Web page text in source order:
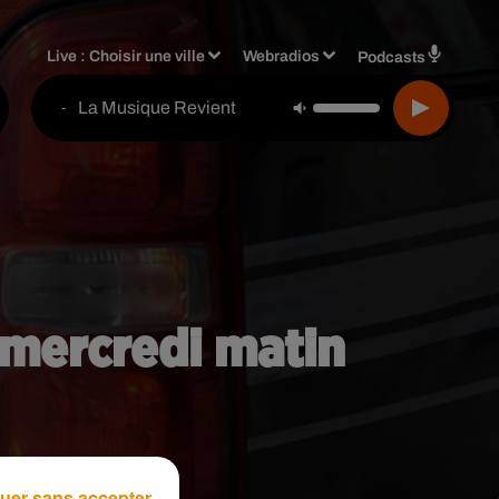
Live :Choisir une ville Webradios Podcasts
- La Musique Revient
matin